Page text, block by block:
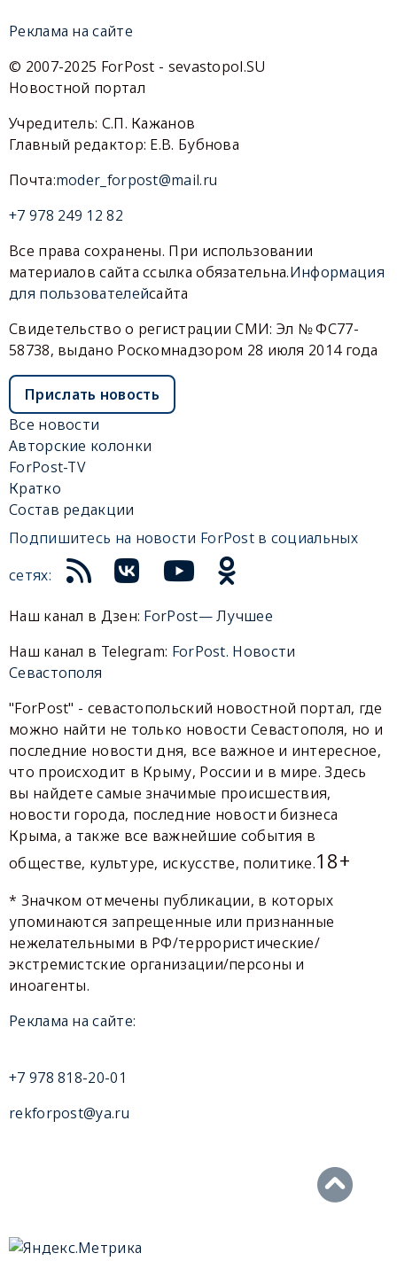
Реклама на сайте
© 2007-2025 ForPost - sevastopol.SU
Новостной портал
Учредитель: С.П. Кажанов
Главный редактор: Е.В. Бубнова
Почта:moder_forpost@mail.ru
+7 978 249 12 82
Все права сохранены. При использовании
материалов сайта ссылка обязательна.Информация
для пользователейсайта
Свидетельство о регистрации СМИ: Эл № ФС77-
58738, выдано Роскомнадзором 28 июля 2014 года
Прислать новость
Все новости
Авторские колонки
ForPost-TV
Кратко
Состав редакции
Подпишитесь на новости ForPost в социальных
сетях:
Наш канал в Дзен: ForPost— Лучшее
Наш канал в Telegram: ForPost. Новости
Севастополя
"ForPost" - севастопольский новостной портал, где
можно найти не только новости Севастополя, но и
последние новости дня, все важное и интересное,
что происходит в Крыму, России и в мире. Здесь
вы найдете самые значимые происшествия,
новости города, последние новости бизнеса
Крыма, а также все важнейшие события в
обществе, культуре, искусстве, политике.18+
* Значком отмечены публикации, в которых
упоминаются запрещенные или признанные
нежелательными в РФ/террористические/
экстремистские организации/персоны и
иноагенты.
Реклама на сайте:
+7 978 818-20-01
rekforpost@ya.ru